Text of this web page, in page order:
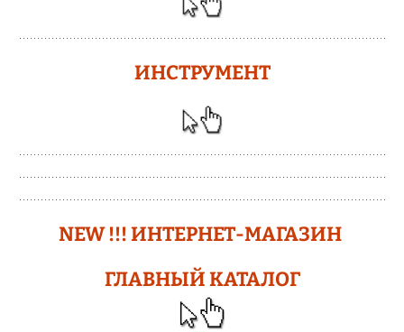
ИНСТРУМЕНТ
NEW !!!ИНТЕРНЕТ-МАГАЗИН
ГЛАВНЫЙ КАТАЛОГ